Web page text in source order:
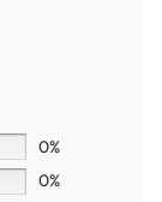
0%
0%